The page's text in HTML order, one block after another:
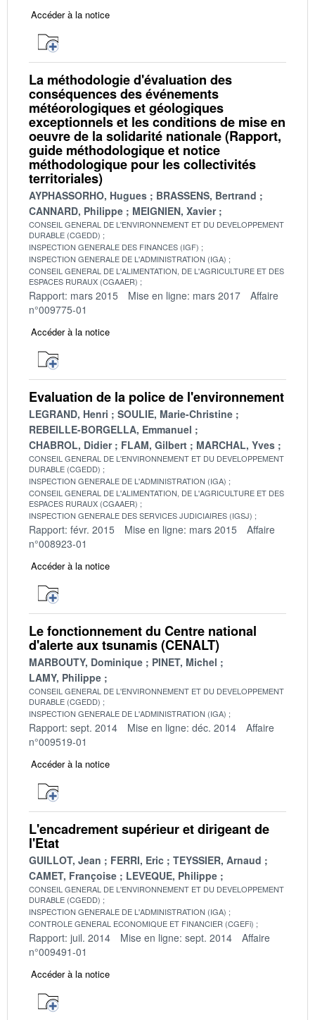
Accéder à la notice
La méthodologie d'évaluation des
conséquences des événements
météorologiques et géologiques
exceptionnels et les conditions de mise en
oeuvre de la solidarité nationale (Rapport,
guide méthodologique et notice
méthodologique pour les collectivités
territoriales)
AYPHASSORHO, Hugues
BRASSENS, Bertrand
CANNARD, Philippe
MEIGNIEN, Xavier
CONSEIL GENERAL DE L'ENVIRONNEMENT ET DU DEVELOPPEMENT
DURABLE (CGEDD)
INSPECTION GENERALE DES FINANCES (IGF)
INSPECTION GENERALE DE L'ADMINISTRATION (IGA)
CONSEIL GENERAL DE L'ALIMENTATION, DE L'AGRICULTURE ET DES
ESPACES RURAUX (CGAAER)
Rapport: mars 2015 Mise en ligne: mars 2017
Affaire
n°009775-01
Accéder à la notice
Evaluation de la police de l'environnement
LEGRAND, Henri
SOULIE, Marie-Christine
REBEILLE-BORGELLA, Emmanuel
CHABROL, Didier
FLAM, Gilbert MARCHAL, Yves
CONSEIL GENERAL DE L'ENVIRONNEMENT ET DU DEVELOPPEMENT
DURABLE (CGEDD)
INSPECTION GENERALE DE L'ADMINISTRATION (IGA)
CONSEIL GENERAL DE L'ALIMENTATION, DE L'AGRICULTURE ET DES
ESPACES RURAUX (CGAAER)
INSPECTION GENERALE DES SERVICES JUDICIAIRES (IGSJ)
Rapport: févr. 2015 Mise en ligne: mars 2015
Affaire
n°008923-01
Accéder à la notice
Le fonctionnement du Centre national
d'alerte aux tsunamis (CENALT)
MARBOUTY, Dominique
PINET, Michel
LAMY, Philippe
CONSEIL GENERAL DE L'ENVIRONNEMENT ET DU DEVELOPPEMENT
DURABLE (CGEDD)
INSPECTION GENERALE DE L'ADMINISTRATION (IGA)
Rapport: sept. 2014 Mise en ligne: déc. 2014
Affaire
n°009519-01
Accéder à la notice
L'encadrement supérieur et dirigeant de
l'Etat
GUILLOT, Jean FERRI, Eric
TEYSSIER, Arnaud
CAMET, Françoise
LEVEQUE, Philippe
CONSEIL GENERAL DE L'ENVIRONNEMENT ET DU DEVELOPPEMENT
DURABLE (CGEDD)
INSPECTION GENERALE DE L'ADMINISTRATION (IGA)
CONTROLE GENERAL ECONOMIQUE ET FINANCIER (CGEFi)
Rapport: juil. 2014 Mise en ligne: sept. 2014
Affaire
n°009491-01
Accéder à la notice